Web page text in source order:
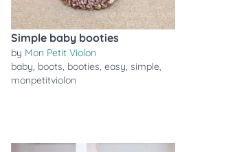
Simple baby booties
by Mon Petit Violon
baby, boots, booties,easy,simple,
monpetitviolon